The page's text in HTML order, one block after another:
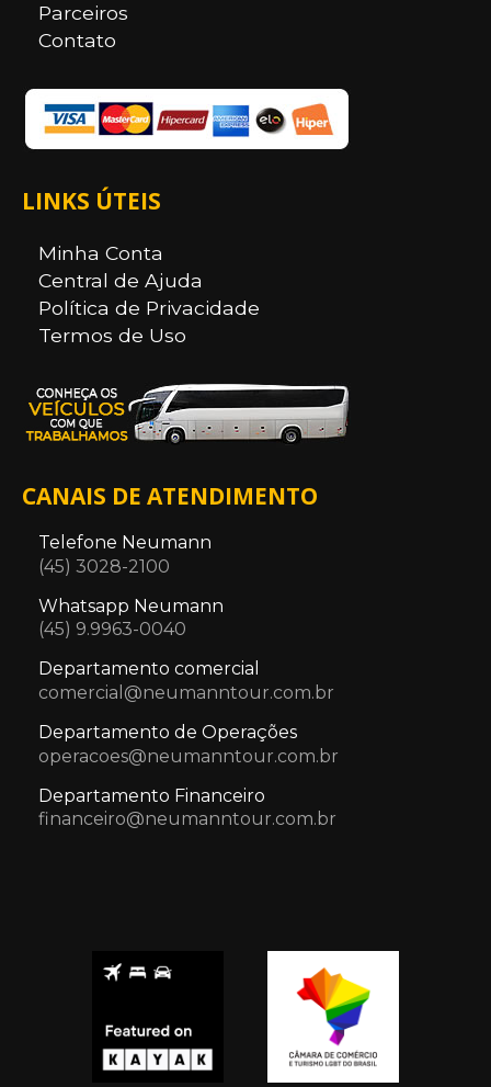
Parceiros
Contato
LINKS ÚTEIS
Minha Conta
Central de Ajuda
Política de Privacidade
Termos de Uso
CANAIS DE ATENDIMENTO
Telefone Neumann
(45) 3028-2100
Whatsapp Neumann
(45) 9.9963-0040
Departamento comercial
comercial@neumanntour.com.br
Departamento de Operações
operacoes@neumanntour.com.br
Departamento Financeiro
financeiro@neumanntour.com.br